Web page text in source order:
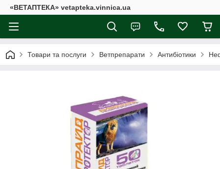
«ВЕТАПТЕКА» vetapteka.vinnica.ua
Товари та послуги Ветпрепарати Антибіотики